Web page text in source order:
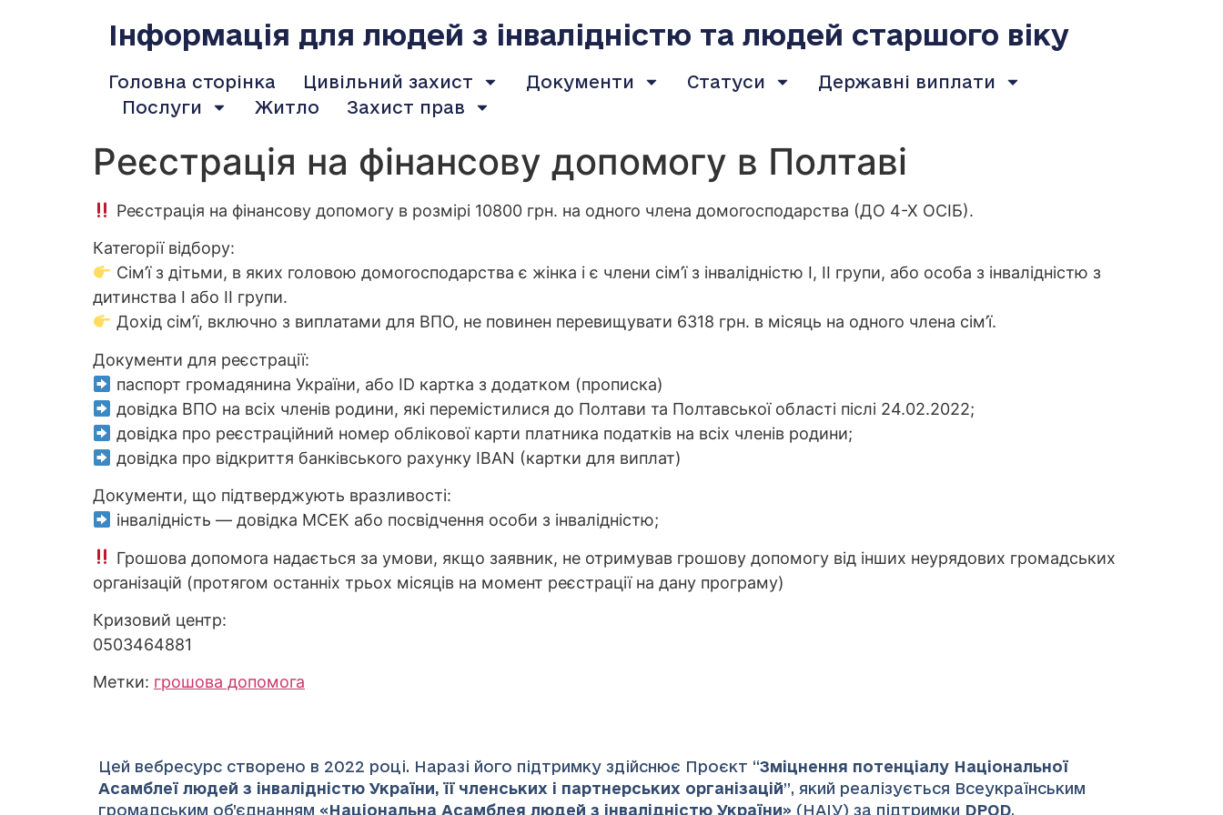
Інформація для людей з інвалідністю та людей старшого віку
Головна сторінка Цивільний захист Документи Статуси
Державні виплати
Послуги
Житло Захист прав
Реєстрація на фінансову допомогу в Полтаві
Реєстрація на фінансову допомогу в розмірі 10800 грн. на одного члена домогосподарства (ДО 4-Х ОСІБ).
Категорії відбору:
Сім’ї з дітьми, в яких головою домогосподарства є жінка і є члени сім’ї з інвалідністю І, ІІ групи, або особа з інвалідністю з
дитинства І або ІІ групи.
Дохід сім’ї, включно з виплатами для ВПО, не повинен перевищувати 6318 грн. в місяць на одного члена сім’ї.
Документи для реєстрації:
паспорт громадянина України, або ІD картка з додатком (прописка)
довідка ВПО на всіх членів родини, які перемістилися до Полтави та Полтавської області післі 24.02.2022;
довідка про реєстраційний номер облікової карти платника податків на всіх членів родини;
довідка про відкриття банківського рахунку IBAN (картки для виплат)
Документи, що підтверджують вразливості:
інвалідність — довідка МСЕК або посвідчення особи з інвалідністю;
Грошова допомога надається за умови, якщо заявник, не отримував грошову допомогу від інших неурядових громадських
організацій (протягом останніх трьох місяців на момент реєстрації на дану програму)
Кризовий центр:
0503464881
Метки: грошова допомога
Цей вебресурс створено в 2022 році. Наразі його підтримку здійснює Проєкт “Зміцнення потенціалу Національної
Асамблеї людей з інвалідністю України, її членських і партнерських організацій”, який реалізується Всеукраїнським
громадським об’єднанням «Національна Асамблея людей з інвалідністю України» (НАІУ) за підтримки DPOD.